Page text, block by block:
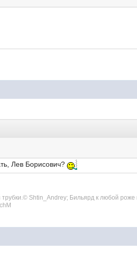
Лев Борисович?
Shtin_Andrey; Бильярд к любой